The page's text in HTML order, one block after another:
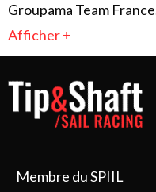
Groupama Team
Afficher +
Membre du SPIIL